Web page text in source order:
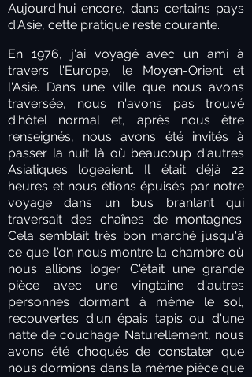
Aujourd'hui encore, dans certains pays
d'Asie, cette pratique reste courante.
En 1976, j'ai voyagé avec un ami à
travers l'Europe, le Moyen-Orient et
l'Asie. Dans une ville que nous avons
traversée, nous n'avons pas trouvé
d'hôtel normal et, après nous être
renseignés, nous avons été invités à
passer la nuit là où beaucoup d'autres
Asiatiques logeaient. Il était déjà 22
heures et nous étions épuisés par notre
voyage dans un bus branlant qui
traversait des chaînes de montagnes.
Cela semblait très bon marché jusqu'à
ce que l'on nous montre la chambre où
nous allions loger. C'était une grande
pièce avec une vingtaine d'autres
personnes dormant à même le sol,
recouvertes d'un épais tapis ou d'une
natte de couchage. Naturellement, nous
avons été choqués de constater que
nous dormions dans la même pièce que